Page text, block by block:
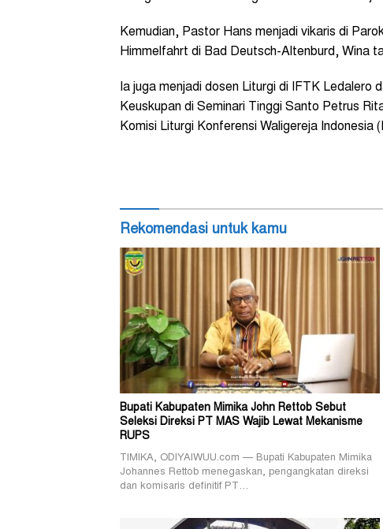
Kemudian, Pastor Hans menjadi vikaris di
Himmelfahrt di Bad Deutsch-Altenburd, Wina
Ia juga menjadi dosen Liturgi di IFTK Ledalero
Keuskupan di Seminari Tinggi Santo Petrus
Komisi Liturgi Konferensi Waligereja Indonesia
Rekomendasi untuk kamu
Bupati Kabupaten Mimika John Rettob Sebut
Seleksi Direksi PT MAS Wajib Lewat Mekanisme
RUPS
TIMIKA, ODIYAIWUU.com — Bupati Kabupaten Mimika
Johannes Rettob menegaskan, pengangkatan direksi
dan komisaris definitif PT…